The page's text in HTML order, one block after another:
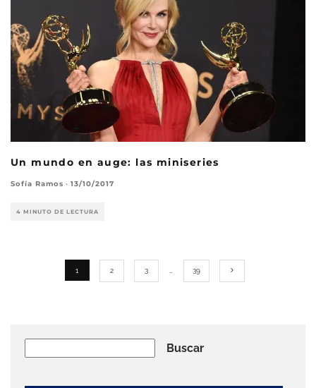
Un mundo en auge: las miniseries
Sofía Ramos · 13/10/2017
4 MINUTO DE LECTURA
1 2 3 … 39
Buscar